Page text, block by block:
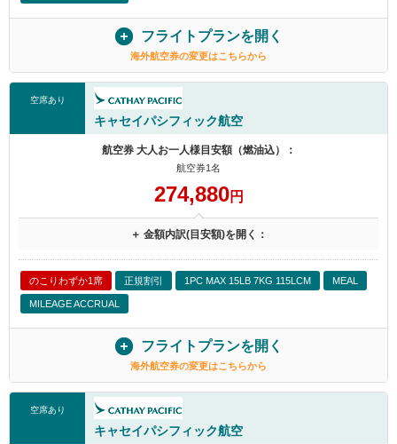
フライトプランを開く
海外航空券の変更はこちらから
空席あり
キャセイパシフィック航空
航空券 大人お一人様目安額（燃油込）：
航空券1名
274,880円
＋ 金額内訳(目安額)を開く：
のこりわずか1席 正規割引 1PC MAX 15LB 7KG 115LCM MEAL
MILEAGE ACCRUAL
フライトプランを開く
海外航空券の変更はこちらから
空席あり
キャセイパシフィック航空